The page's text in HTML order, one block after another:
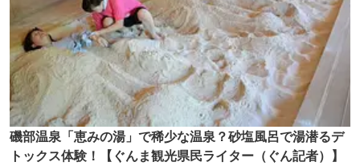
磯部温泉「恵みの湯」で稀少な温泉？砂塩風呂で湯潜るデ
トックス体験！【ぐんま観光県民ライター（ぐん記者）】